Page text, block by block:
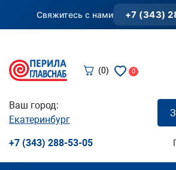
Свяжитесь с нами +7 (343)
(0) 0
Ваш город:
Екатеринбург
+7 (343) 288-53-05